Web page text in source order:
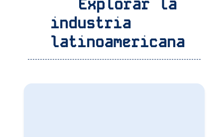
Explorar la
industria
latinoamericana